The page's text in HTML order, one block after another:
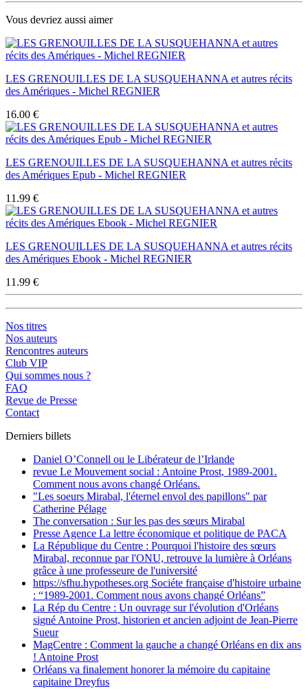
Vous devriez aussi aimer
LES GRENOUILLES DE LA SUSQUEHANNA et autres récits
des Amériques - Michel REGNIER
16.00 €
LES GRENOUILLES DE LA SUSQUEHANNA et autres récits
des Amériques Epub - Michel REGNIER
11.99 €
LES GRENOUILLES DE LA SUSQUEHANNA et autres récits
des Amériques Ebook - Michel REGNIER
11.99 €
Nos titres
Nos auteurs
Rencontres auteurs
Club VIP
Qui sommes nous ?
FAQ
Revue de Presse
Contact
Derniers billets
Daniel O’Connell ou le Libérateur de l’Irlande
revue Le Mouvement social : Antoine Prost, 1989-2001.
Comment nous avons changé Orléans.
"Les soeurs Mirabal, l'éternel envol des papillons" par
Catherine Pélage
The conversation : Sur les pas des sœurs Mirabal
Presse Agence La lettre économique et politique de PACA
La République du Centre : Pourquoi l'histoire des sœurs
Mirabal, reconnue par l'ONU, retrouve la lumière à Orléans
grâce à une professeure de l'université
https://sfhu.hypotheses.org Sociéte française d'histoire urbaine
: “1989-2001. Comment nous avons changé Orléans”
La Rép du Centre : Un ouvrage sur l'évolution d'Orléans
signé Antoine Prost, historien et ancien adjoint de Jean-Pierre
Sueur
MagCentre : Comment la gauche a changé Orléans en dix ans
! Antoine Prost
Orléans va finalement honorer la mémoire du capitaine
capitaine Dreyfus